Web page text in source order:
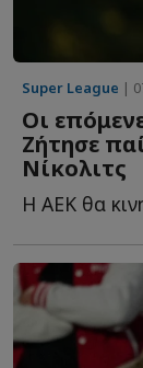
Super League |
Οι
Ζήτησε
Νίκολιτς